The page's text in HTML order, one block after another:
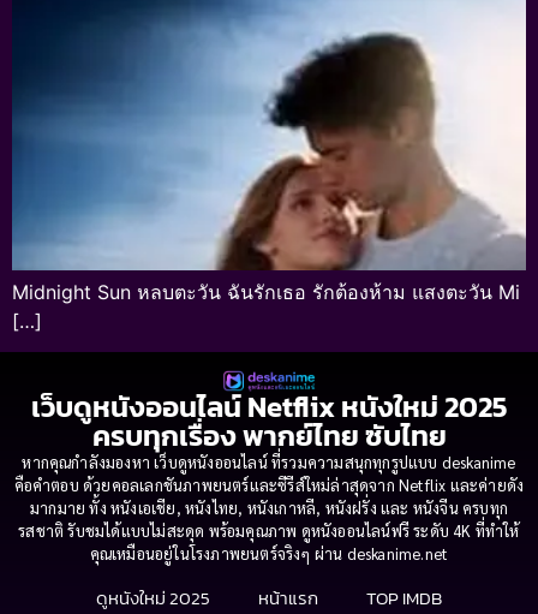
Midnight Sun หลบตะวัน ฉันรักเธอ รักต้องห้าม แสงตะวัน Mi
[…]
เว็บดูหนังออนไลน์ Netflix หนังใหม่ 2025
ครบทุกเรื่อง พากย์ไทย ซับไทย
หากคุณกำลังมองหา เว็บดูหนังออนไลน์ ที่รวมความสนุกทุกรูปแบบ deskanime
คือคำตอบ ด้วยคอลเลกชันภาพยนตร์และซีรีส์ใหม่ล่าสุดจาก Netflix และค่ายดัง
มากมาย ทั้ง หนังเอเชีย, หนังไทย, หนังเกาหลี, หนังฝรั่ง และ หนังจีน ครบทุก
รสชาติ รับชมได้แบบไม่สะดุด พร้อมคุณภาพ ดูหนังออนไลน์ฟรี ระดับ 4K ที่ทำให้
คุณเหมือนอยู่ในโรงภาพยนตร์จริงๆ ผ่าน deskanime.net
ดูหนังใหม่ 2025 หน้าแรก
TOP IMDB